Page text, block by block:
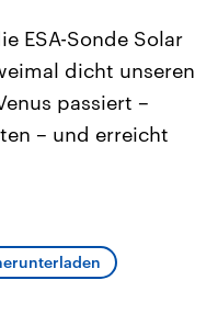
Aktuelle Beiträge,
aktuelle Weltgeschehen.
ESA-Sonde Solar
dicht unseren
passiert –
– und erreicht